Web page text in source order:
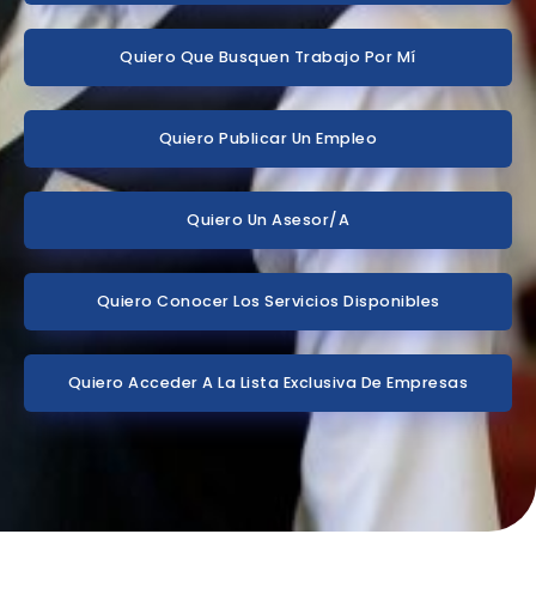
Quiero Que Busquen Trabajo Por Mí
Quiero Publicar Un Empleo
Quiero Un Asesor/a
Quiero Conocer Los Servicios Disponibles
Quiero Acceder A La Lista Exclusiva De Empresas